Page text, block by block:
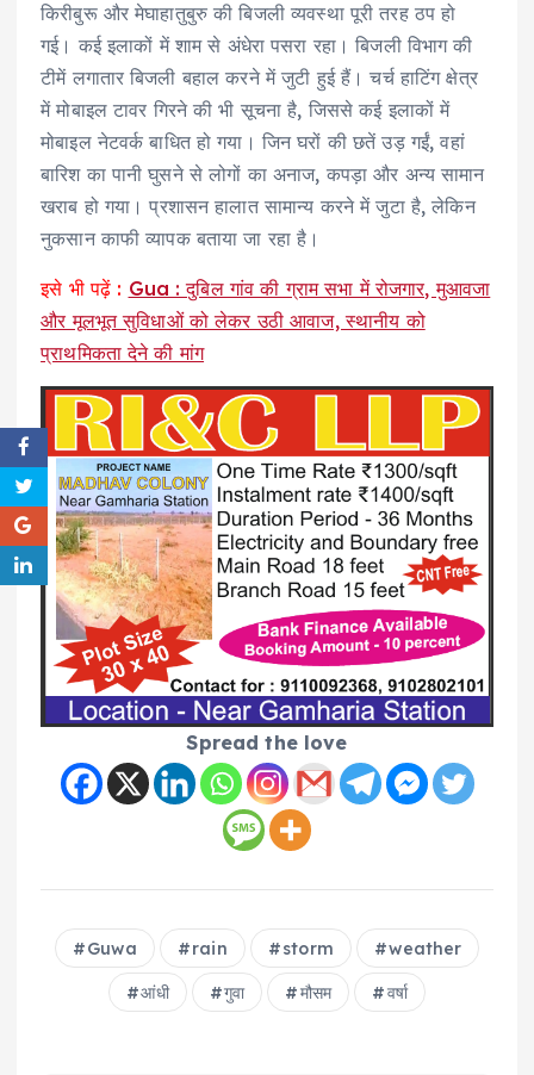
किरीबुरू और मेघाहातुबुरु की बिजली व्यवस्था पूरी तरह ठप हो
गई। कई इलाकों में शाम से अंधेरा पसरा रहा। बिजली विभाग की
टीमें लगातार बिजली बहाल करने में जुटी हुई हैं। चर्च हाटिंग क्षेत्र
में मोबाइल टावर गिरने की भी सूचना है, जिससे कई इलाकों में
मोबाइल नेटवर्क बाधित हो गया। जिन घरों की छतें उड़ गईं, वहां
बारिश का पानी घुसने से लोगों का अनाज, कपड़ा और अन्य सामान
खराब हो गया। प्रशासन हालात सामान्य करने में जुटा है, लेकिन
नुकसान काफी व्यापक बताया जा रहा है।
इसे भी पढ़ें : Gua : दुबिल गांव की ग्राम सभा में रोजगार, मुआवजा
और मूलभूत सुविधाओं को लेकर उठी आवाज, स्थानीय को
प्राथमिकता देने की मांग
Spread the love
Guwa rain storm weather
आंधी गुवा मौसम वर्षा